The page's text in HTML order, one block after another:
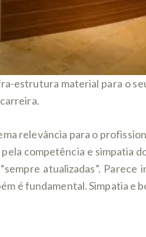
estrutura material para o
relevância para o
competência e
atualizadas”. Parece
é fundamental. Simpatia e